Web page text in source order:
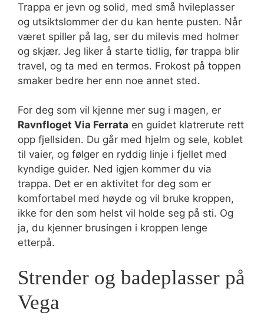
Trappa er jevn og solid, med små hvileplasser
og utsiktslommer der du kan hente pusten. Når
været spiller på lag, ser du milevis med holmer
og skjær. Jeg liker å starte tidlig, før trappa blir
travel, og ta med en termos. Frokost på toppen
smaker bedre her enn noe annet sted.
For deg som vil kjenne mer sug i magen, er
Ravnfloget Via Ferrata en guidet klatrerute rett
opp fjellsiden. Du går med hjelm og sele, koblet
til vaier, og følger en ryddig linje i fjellet med
kyndige guider. Ned igjen kommer du via
trappa. Det er en aktivitet for deg som er
komfortabel med høyde og vil bruke kroppen,
ikke for den som helst vil holde seg på sti. Og
ja, du kjenner brusingen i kroppen lenge
etterpå.
Strender og badeplasser på
Vega